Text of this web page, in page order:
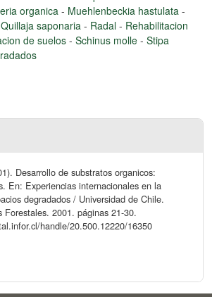
organica - Muehlenbeckia hastulata -
Quillaja saponaria - Radal - Rehabilitacion
de suelos - Schinus molle - Stipa
Desarrollo de substratos organicos:
En: Experiencias internacionales en la
degradados / Universidad de Chile.
Forestales. 2001. páginas 21-30.
handle/20.500.12220/16350